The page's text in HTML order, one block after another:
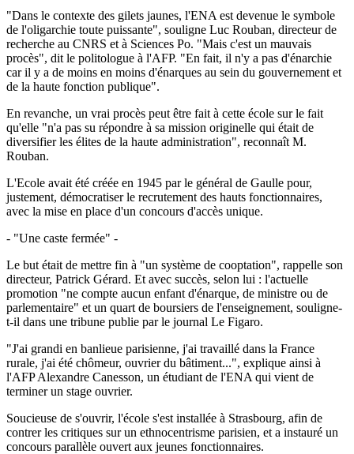
"Dans le contexte des gilets jaunes, l'ENA est devenue le symbole
de l'oligarchie toute puissante", souligne Luc Rouban, directeur de
recherche au CNRS et à Sciences Po. "Mais c'est un mauvais
procès", dit le politologue à l'AFP. "En fait, il n'y a pas d'énarchie
car il y a de moins en moins d'énarques au sein du gouvernement et
de la haute fonction publique".
En revanche, un vrai procès peut être fait à cette école sur le fait
qu'elle "n'a pas su répondre à sa mission originelle qui était de
diversifier les élites de la haute administration", reconnaît M.
Rouban.
L'Ecole avait été créée en 1945 par le général de Gaulle pour,
justement, démocratiser le recrutement des hauts fonctionnaires,
avec la mise en place d'un concours d'accès unique.
- "Une caste fermée" -
Le but était de mettre fin à "un système de cooptation", rappelle son
directeur, Patrick Gérard. Et avec succès, selon lui : l'actuelle
promotion "ne compte aucun enfant d'énarque, de ministre ou de
parlementaire" et un quart de boursiers de l'enseignement, souligne-
t-il dans une tribune publie par le journal Le Figaro.
"J'ai grandi en banlieue parisienne, j'ai travaillé dans la France
rurale, j'ai été chômeur, ouvrier du bâtiment...", explique ainsi à
l'AFP Alexandre Canesson, un étudiant de l'ENA qui vient de
terminer un stage ouvrier.
Soucieuse de s'ouvrir, l'école s'est installée à Strasbourg, afin de
contrer les critiques sur un ethnocentrisme parisien, et a instauré un
concours parallèle ouvert aux jeunes fonctionnaires.